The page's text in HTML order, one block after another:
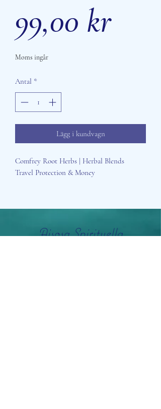
99,00 krPris
Moms ingår
Antal *
Lägg i kundvagn
Comfrey Root Herbs | Herbal Blends
Travel Protection & Money
Aisosa Spirituella